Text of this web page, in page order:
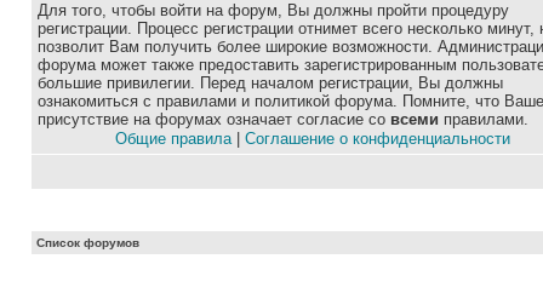
Для того, чтобы войти на форум, Вы должны пройти процедуру
регистрации. Процесс регистрации отнимет всего несколько минут,
позволит Вам получить более широкие возможности.
форума может также предоставить зарегистрированным
большие привилегии. Перед началом регистрации, Вы должны
ознакомиться с правилами и политикой форума. Помните, что Ваше
присутствие на форумах означает согласие со всеми правилами.
Общие правила| Соглашение о конфиденциальности
Список форумов